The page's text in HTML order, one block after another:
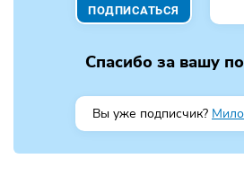
ПОДПИСАТЬСЯ
Спасибо за вашу
Вы уже подписчик?